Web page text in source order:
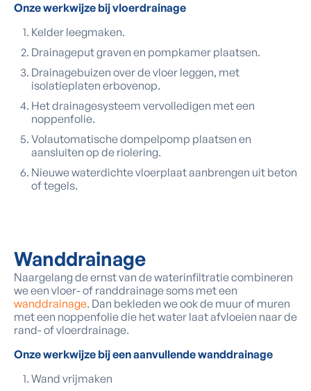
Onze werkwijze bij vloerdrainage
Kelder leegmaken.
Drainageput graven en pompkamer plaatsen.
Drainagebuizen over de vloer leggen, met
isolatieplaten erbovenop.
Het drainagesysteem vervolledigen met een
noppenfolie.
Volautomatische dompelpomp plaatsen en
aansluiten op de riolering.
Nieuwe waterdichte vloerplaat aanbrengen uit beton
of tegels.
Wanddrainage
Naargelang de ernst van de waterinfiltratie combineren
we een vloer- of randdrainage soms met een
wanddrainage. Dan bekleden we ook de muur of muren
met een noppenfolie die het water laat afvloeien naar de
rand- of vloerdrainage.
Onze werkwijze bij een aanvullende wanddrainage
Wand vrijmaken